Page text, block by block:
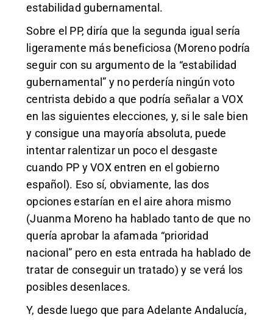
estabilidad gubernamental.
Sobre el PP, diría que la segunda igual sería
ligeramente más beneficiosa (Moreno podría
seguir con su argumento de la “estabilidad
gubernamental” y no perdería ningún voto
centrista debido a que podría señalar a VOX
en las siguientes elecciones, y, si le sale bien
y consigue una mayoría absoluta, puede
intentar ralentizar un poco el desgaste
cuando PP y VOX entren en el gobierno
español). Eso sí, obviamente, las dos
opciones estarían en el aire ahora mismo
(Juanma Moreno ha hablado tanto de que no
quería aprobar la afamada “prioridad
nacional” pero en esta entrada ha hablado de
tratar de conseguir un tratado) y se verá los
posibles desenlaces.
Y, desde luego que para Adelante Andalucía,